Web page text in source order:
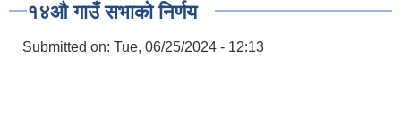
१४‌औ गाउँ सभाको निर्णय
Submitted on: Tue, 06/25/2024 - 12:13